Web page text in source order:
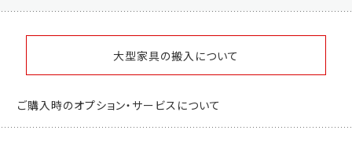
大型家具の搬入について
ご購入時のオプション・サービスについて